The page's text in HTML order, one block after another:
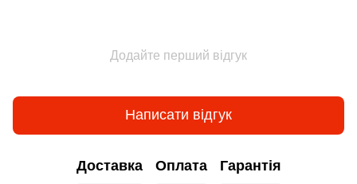
Додайте перший відгук
Написати відгук
Доставка Оплата Гарантія